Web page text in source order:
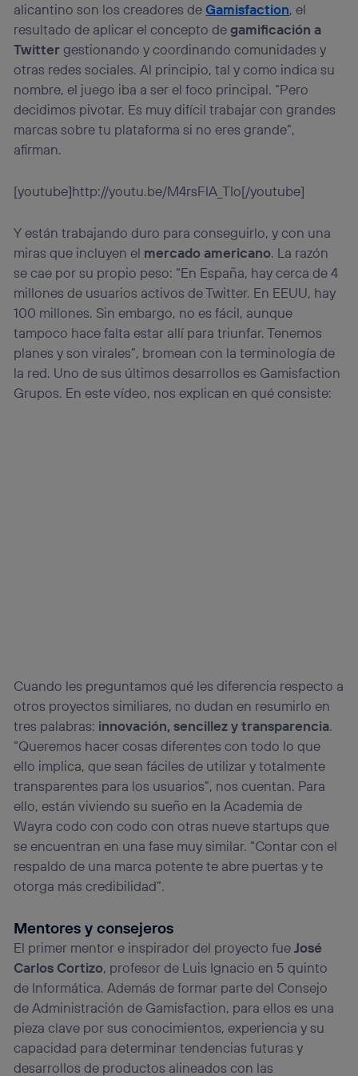
alicantino son los creadores deGamisfaction, el
resultado de aplicar el concepto degamificación a
Twitter gestionando y coordinando comunidades y
otras redes sociales. Al principio, tal y como indica su
nombre, el juego iba a ser el foco principal. “Pero
decidimos pivotar. Es muy difícil trabajar con grandes
marcas sobre tu plataforma si no eres grande”,
afirman.
[youtube]http://youtu.be/M4rsFlA_TIo[/youtube]
Y están trabajando duro para conseguirlo, y con una
miras que incluyen el mercado americano. La razón
se cae por su propio peso: “En España, hay cerca de 4
millones de usuarios activos de Twitter. En EEUU, hay
100 millones. Sin embargo, no es fácil, aunque
tampoco hace falta estar allí para triunfar. Tenemos
planes y son virales”, bromean con la terminología de
la red. Uno de sus últimos desarrollos es Gamisfaction
Grupos. En este vídeo, nos explican en qué consiste:
Cuando les preguntamos qué les diferencia respecto a
otros proyectos similiares, no dudan en resumirlo en
tres palabras: innovación, sencillez y transparencia.
“Queremos hacer cosas diferentes con todo lo que
ello implica, que sean fáciles de utilizar y totalmente
transparentes para los usuarios”, nos cuentan. Para
ello, están viviendo su sueño en la Academia de
Wayra codo con codo con otras nueve startups que
se encuentran en una fase muy similar. “Contar con el
respaldo de una marca potente te abre puertas y te
otorga más credibilidad”.
Mentores y consejeros
El primer mentor e inspirador del proyecto fueJosé
Carlos Cortizo, profesor de Luis Ignacio en 5 quinto
de Informática. Además de formar parte del Consejo
de Administración de Gamisfaction, para ellos es una
pieza clave por sus conocimientos, experiencia y su
capacidad para determinar tendencias futuras y
desarrollos de productos alineados con las
Este identificador se asigna a la conexión de internet, por
lo que cualquier persona que conecte su dispositivo y
consienta el uso de la tecnología recibirá el mismo
identificador. Típicamente:
Si utilizas unaconexión de banda ancha(p. ej., Wi-Fi),
el marketing o análisis se realizará en función de las
actividades de navegación de los miembros del hogar
que hayan dado su consentimiento.
Si utilizas
navegación del usuario del móvil.
visitando el portal de privacidad de Utiq
(“consenthub”). Para más información, consulta
la política de privacidad de Utiq.